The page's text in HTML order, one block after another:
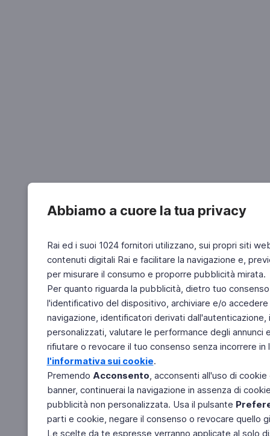
Abbiamo a cuore la tua privacy
Rai ed i suoi 1024 fornitori utilizzano, sui propri siti
contenuti digitali Rai e facilitare la navigazione e,
per misurare il consumo e proporre pubblicità mirata.
Per quanto riguarda la pubblicità, dietro tuo
l'identificativo del dispositivo, archiviare e/o
navigazione, identificatori derivati
personalizzati, valutare le performance degli
rifiutare o revocare il tuo consenso senza incorrere
l'informativa sui cookie.
Premendo Acconsento, acconsenti all'uso di
banner, continuerai la navigazione in assenza di
pubblicità non personalizzata. Usa il pulsante
parti e cookie, negare il consenso o revocare quello
Le scelte da te espresse verranno applicate al solo